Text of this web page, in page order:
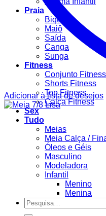
Praia
Biquíni
Maiô
Saída
Canga
Sunga
Fitness
Conjunto Fitness
Shorts Fitness
Top Fitness
Calça Fitness
Sex
Tudo
Meias
Meia Calça /
Óleos e Géis
Masculino
Modeladora
Infantil
Menino
Menina
Pesquisar
por:
Adicionar à lista de desejos